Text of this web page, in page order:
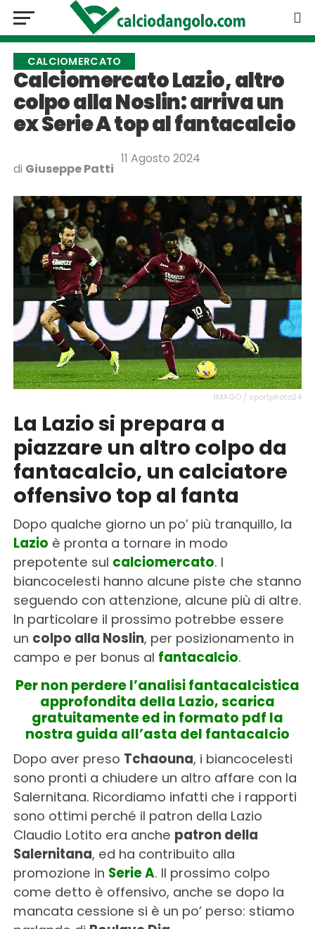
CALCIOMERCATO
Calciomercato Lazio, altro
colpo alla Noslin: arriva un
ex Serie A top al fantacalcio
di Giuseppe Patti
11 Agosto 2024
IMAGO / sportphoto24
La Lazio si prepara a
piazzare un altro colpo da
fantacalcio, un calciatore
offensivo top al fanta
Dopo qualche giorno un po’ più tranquillo, la
Lazio è pronta a tornare in modo
prepotente sul calciomercato. I
biancocelesti hanno alcune piste che stanno
seguendo con attenzione, alcune più di altre.
In particolare il prossimo potrebbe essere
un colpo alla Noslin, per posizionamento in
campo e per bonus al fantacalcio.
Per non perdere l’analisi fantacalcistica
approfondita della Lazio, scarica
gratuitamente ed in formato pdf la
nostra guida all’asta del fantacalcio
Dopo aver preso Tchaouna, i biancocelesti
sono pronti a chiudere un altro affare con la
Salernitana. Ricordiamo infatti che i rapporti
sono ottimi perché il patron della Lazio
Claudio Lotito era anche patron della
Salernitana, ed ha contribuito alla
promozione in Serie A. Il prossimo colpo
come detto è offensivo, anche se dopo la
mancata cessione si è un po’ perso: stiamo